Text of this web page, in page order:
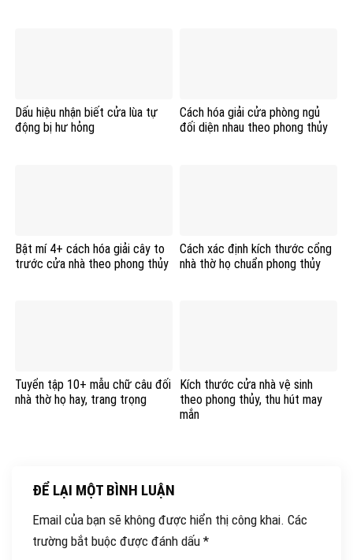
Dấu hiệu nhận biết cửa lùa tự
động bị hư hỏng
Cách hóa giải cửa phòng ngủ
đối diện nhau theo phong thủy
Bật mí 4+ cách hóa giải cây to
trước cửa nhà theo phong thủy
Cách xác định kích thước cổng
nhà thờ họ chuẩn phong thủy
Tuyển tập 10+ mẫu chữ câu đối
nhà thờ họ hay, trang trọng
Kích thước cửa nhà vệ sinh
theo phong thủy, thu hút may
mắn
ĐỂ LẠI MỘT BÌNH LUẬN
Email của bạn sẽ không được hiển thị công khai. Các
trường bắt buộc được đánh dấu *